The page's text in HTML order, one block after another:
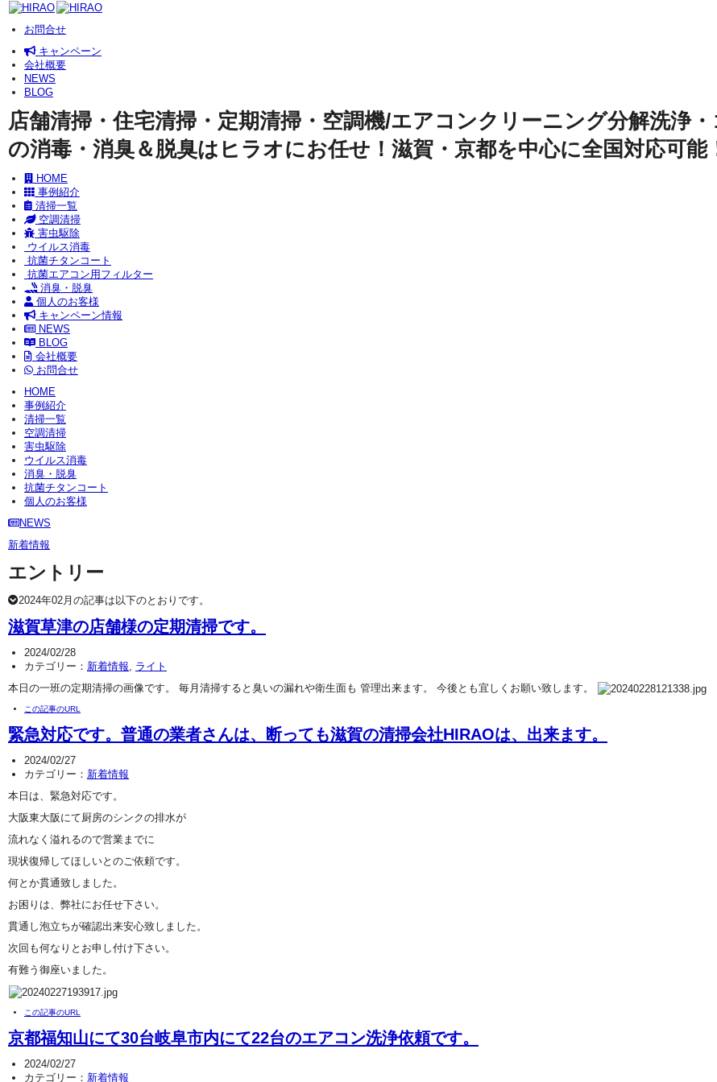
お問合せ
キャンペーン
会社概要
NEWS
BLOG
店舗清掃・住宅清掃・定期清掃・空調機/エアコンクリーニング分解洗浄
の消毒・消臭＆脱臭はヒラオにお任せ！滋賀・京都を中心に全国対応可能
HOME
事例紹介
清掃一覧
空調清掃
害虫駆除
ウイルス消毒
抗菌チタンコート
抗菌エアコン用フィルター
消臭・脱臭
個人のお客様
キャンペーン情報
NEWS
BLOG
会社概要
お問合せ
HOME
事例紹介
清掃一覧
空調清掃
害虫駆除
ウイルス消毒
消臭・脱臭
抗菌チタンコート
個人のお客様
NEWS
新着情報
エントリー
2024年02月の記事は以下のとおりです。
滋賀草津の店舗様の定期清掃です。
2024/02/28
カテゴリー： 新着情報, ライト
本日の一班の定期清掃の画像です。 毎月清掃すると臭いの漏れや衛生面も 管理出来ます。 今後とも宜しくお願い致します。
この記事のURL
緊急対応です。普通の業者さんは、断っても滋賀の清掃会社HIRAOは、出来ます。
2024/02/27
カテゴリー： 新着情報
本日は、緊急対応です。
大阪東大阪にて厨房のシンクの排水が
流れなく溢れるので営業までに
現状復帰してほしいとのご依頼です。
何とか貫通致しました。
お困りは、弊社にお任せ下さい。
貫通し泡立ちが確認出来安心致しました。
次回も何なりとお申し付け下さい。
有難う御座いました。
この記事のURL
京都福知山にて30台岐阜市内にて22台のエアコン洗浄依頼です。
2024/02/27
カテゴリー： 新着情報